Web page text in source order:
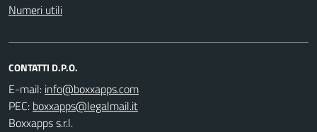
Numeri utili
CONTATTI D.P.O.
E-mail:
PEC:
Boxxapps s.r.l.